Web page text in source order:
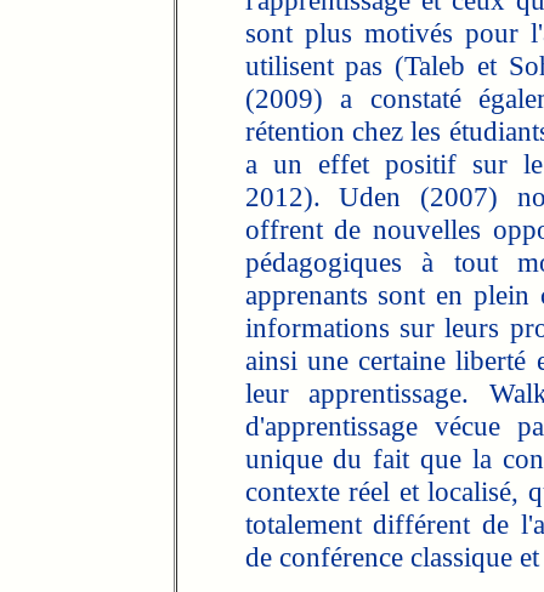
sont plus motivés pour
utilisent pas (Taleb et
(2009) a constaté
rétention chez les
a un effet positif sur le
2012). Uden (2007)
offrent de nouvelles
pédagogiques à tout
apprenants sont en
informations sur leurs
ainsi une certaine liberté
leur apprentissage.
d'apprentissage vécue
unique du fait que la
contexte réel et localisé,
totalement différent de
de conférence classique